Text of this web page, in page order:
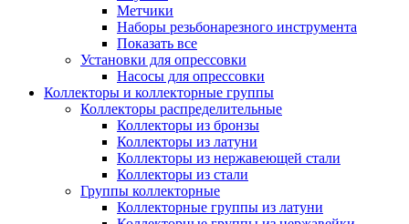
Метчики
Наборы резьбонарезного инструмента
Показать все
Установки для опрессовки
Насосы для опрессовки
Коллекторы и коллекторные группы
Коллекторы распределительные
Коллекторы из бронзы
Коллекторы из латуни
Коллекторы из нержавеющей стали
Коллекторы из стали
Группы коллекторные
Коллекторные группы из латуни